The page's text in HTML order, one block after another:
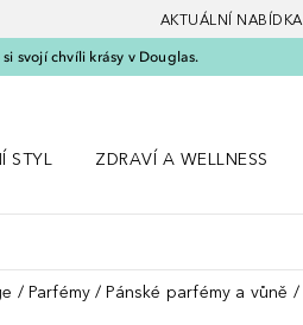
AKTUÁLNÍ NABÍDKA
svojí chvíli krásy v Douglas.
STYL
ZDRAVÍ A WELLNESS
Parfémy Pánské parfémy a vůně